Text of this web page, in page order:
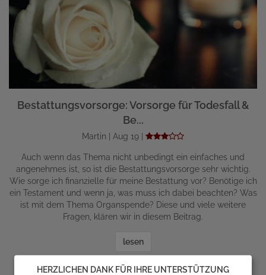
Bestattungsvorsorge: Vorsorge für Todesfall &
Be...
Martin | Aug 19 |
Auch wenn das Thema nicht unbedingt ein einfaches und
angenehmes ist, so ist die Bestattungsvorsorge sehr wichtig.
Wie sorge ich finanzielle für meine Bestattung vor? Benötige ich
ein Testament und wenn ja, was muss ich dabei beachten? Was
ist mit dem Thema Organspende? Diese und viele weitere
Fragen, klären wir in diesem Beitrag.
lesen
HERZLICHEN DANK FÜR IHRE UNTERSTÜTZUNG